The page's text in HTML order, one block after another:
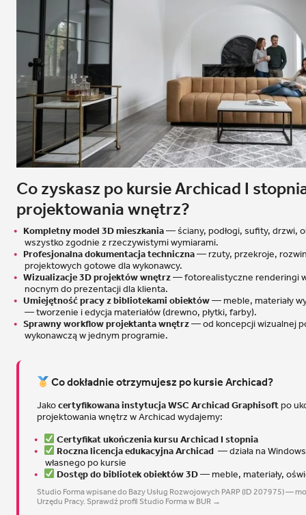
Co zyskasz po kursie Archicad I
projektowania wnętrz?
Kompletny model 3D mieszkania— ściany, podłogi, sufity, drzwi,
wszystko zgodnie z rzeczywistymi wymiarami.
Profesjonalna dokumentacja techniczna— rzuty, przekroje,
projektowych gotowe dla wykonawcy.
Wizualizacje 3D projektów wnętrz— fotorealistyczne renderingi
nocnym do prezentacji dla klienta.
Umiejętność pracy z bibliotekami obiektów— meble, materiały
— tworzenie i edycja materiałów (drewno, płytki, farby).
Sprawny workflow projektanta wnętrz— od koncepcji wizualnej
wykonawczą w jednym programie.
Co dokładnie otrzymujesz po kursie Archicad?
Jakocertyfikowana instytucja WSC Archicad Graphisoftpo
projektowania wnętrz w Archicad wydajemy:
Certyfikat ukończenia kursu Archicad I stopnia
Roczna licencja edukacyjna Archicad — działa na
własnego po kursie
Dostęp do bibliotek obiektów 3D— meble, materiały,
Studio Forma wpisane do Bazy Usług Rozwojowych PARP (ID 207975) —
Urzędu Pracy. Sprawdź profil Studio Forma w BUR →